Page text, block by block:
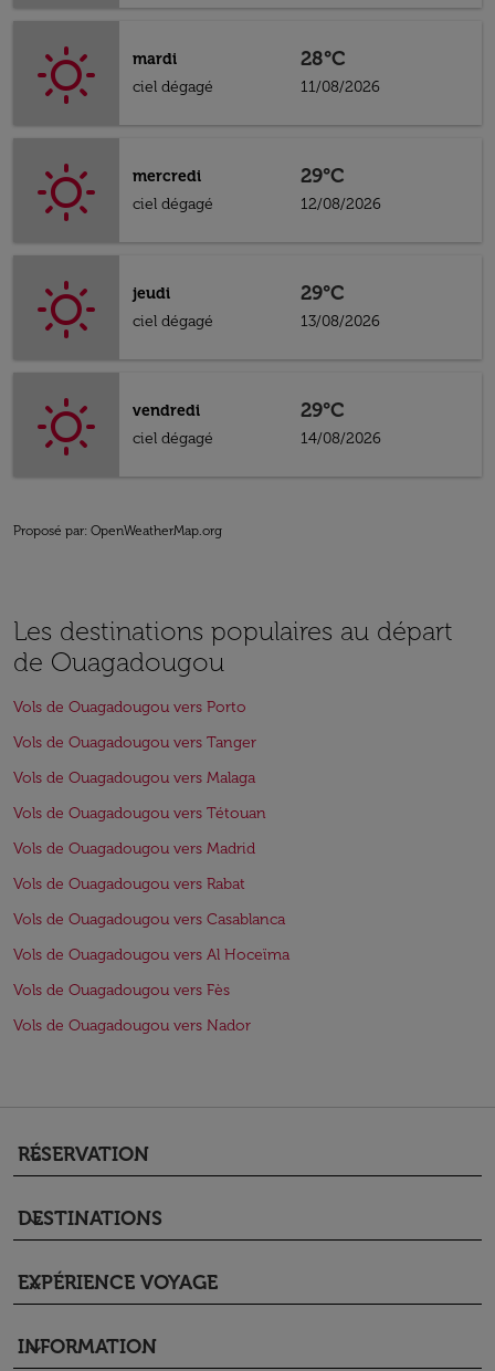
mardi
ciel dégagé
28°C
11/08/2026
mercredi
ciel dégagé
29°C
12/08/2026
jeudi
ciel dégagé
29°C
13/08/2026
vendredi
ciel dégagé
29°C
14/08/2026
Proposé par: OpenWeatherMap.org
Les destinations populaires au départ
de Ouagadougou
Vols de Ouagadougou vers Porto
Vols de Ouagadougou vers Tanger
Vols de Ouagadougou vers Malaga
Vols de Ouagadougou vers Tétouan
Vols de Ouagadougou vers Madrid
Vols de Ouagadougou vers Rabat
Vols de Ouagadougou vers Casablanca
Vols de Ouagadougou vers Al Hoceïma
Vols de Ouagadougou vers Fès
Vols de Ouagadougou vers Nador
RÉSERVATION
keyboard_arrow_down
DESTINATIONS
keyboard_arrow_down
EXPÉRIENCE VOYAGE
keyboard_arrow_down
INFORMATION
keyboard_arrow_down